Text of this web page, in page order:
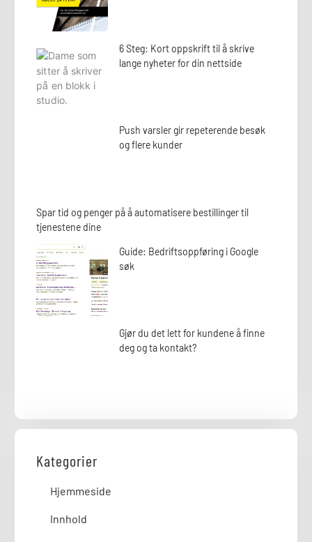
6 Steg: Kort oppskrift til å skrive
lange nyheter for din nettside
Push varsler gir repeterende besøk
og flere kunder
Spar tid og penger på å automatisere bestillinger til
tjenestene dine
Guide: Bedriftsoppføring i Google
søk
Gjør du det lett for kundene å finne
deg og ta kontakt?
Kategorier
Hjemmeside
Innhold